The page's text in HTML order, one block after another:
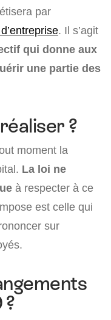
par
. Il s’agit
qui donne aux
une partie des
?
moment la
La loi ne
à respecter à ce
est celle qui
sur
?